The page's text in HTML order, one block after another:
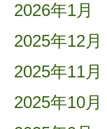
2026年1月
2025年12月
2025年11月
2025年10月